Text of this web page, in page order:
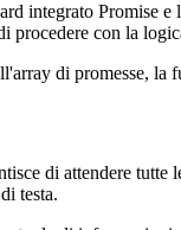
procedere con la
di promesse, la